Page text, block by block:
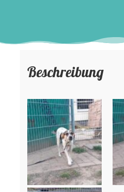
Beschreibung